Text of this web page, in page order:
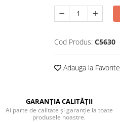
Cod Produs: C5630
Adauga la Favorite
GARANȚIA CALITĂȚII
Ai parte de calitate și garanție la toate
produsele noastre.